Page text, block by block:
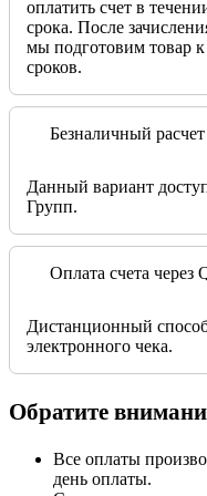
оплатить счет в
срока. После
мы подготовим товар
сроков.
Безналичный
Данный вариант
Групп.
Оплата счета
Дистанционный
электронного чека.
Обратите
Все оплаты
день оплаты.